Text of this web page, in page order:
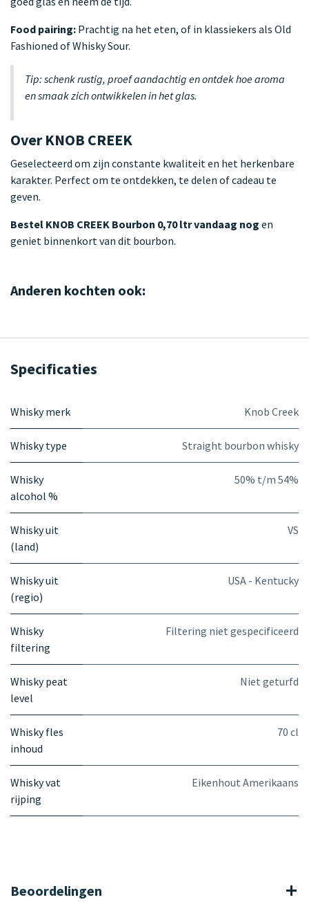
Food pairing: Prachtig na het eten, of in klassiekers als Old
Fashioned of Whisky Sour.
Tip: schenk rustig, proef aandachtig en ontdek hoe aroma
en smaak zich ontwikkelen in het glas.
Over KNOB CREEK
Geselecteerd om zijn constante kwaliteit en het herkenbare
karakter. Perfect om te ontdekken, te delen of cadeau te
geven.
Bestel KNOB CREEK Bourbon 0,70 ltr vandaag nog en
geniet binnenkort van dit bourbon.
Anderen kochten ook:
Specificaties
Whisky merk Knob Creek
Whisky type Straight bourbon whisky
Whisky
alcohol %
50% t/m 54%
Whisky uit
(land)
VS
Whisky uit
(regio)
USA - Kentucky
Whisky
filtering
Filtering niet gespecificeerd
Whisky peat
level
Niet geturfd
Whisky fles
inhoud
70 cl
Whisky vat
rijping
Eikenhout Amerikaans
Beoordelingen